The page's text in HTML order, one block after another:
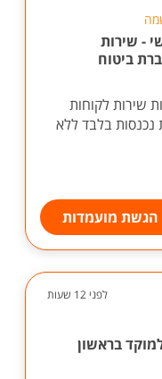
- שירות
ביטוח
שירות לקוחות
נכנסות בלבד ללא
הגשת מועמדות
לפני 12 שעות
בראשון